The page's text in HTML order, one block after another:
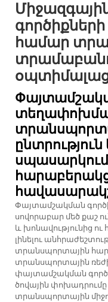
համար
սպասարկում
Փայտամշակման
սովորաբար մեծ քաշ
և խոնավությունից
լինելու
տրանսպորտային
տրանսպորտային
փայտամշակման
ծովային փոխադրումը
տրանսպորտային